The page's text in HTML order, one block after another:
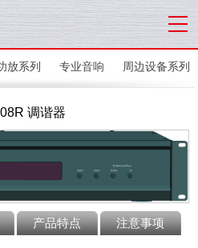
放系列 专业音响 周边设备系列
调谐器
产品特点 注意事项